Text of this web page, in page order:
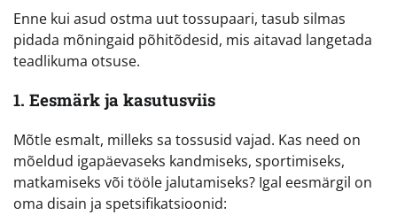
Enne kui asud ostma uut tossupaari, tasub silmas
pidada mõningaid põhitõdesid, mis aitavad langetada
teadlikuma otsuse.
1. Eesmärk ja kasutusviis
Mõtle esmalt, milleks sa tossusid vajad. Kas need on
mõeldud igapäevaseks kandmiseks, sportimiseks,
matkamiseks või tööle jalutamiseks? Igal eesmärgil on
oma disain ja spetsifikatsioonid: